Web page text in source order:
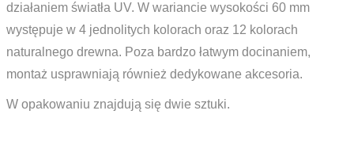
działaniem światła UV. W wariancie wysokości 60 mm
występuje w 4 jednolitych kolorach oraz 12 kolorach
naturalnego drewna. Poza bardzo łatwym docinaniem,
montaż usprawniają również dedykowane akcesoria.
W opakowaniu znajdują się dwie sztuki.